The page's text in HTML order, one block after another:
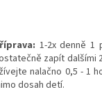
1-2x denně 1
zapít dalšími
nalačno 0,5 - 1
dosah detí.